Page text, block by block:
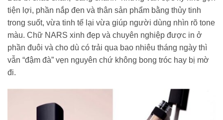
tiện lợi, phần nắp đen và thân sản phẩm bằng thủy tinh
trong suốt, vừa tinh tế lại vừa giúp người dùng nhìn rõ tone
màu. Chữ NARS xinh đẹp và chuyên nghiệp được in ở
phần đuôi và cho dù có trải qua bao nhiêu tháng ngày thì
vẫn “đậm đà” vẹn nguyên chứ không bong tróc hay bị mờ
đi.